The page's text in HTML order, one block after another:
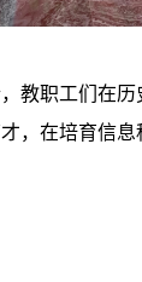
教职工们在
，在培育信息